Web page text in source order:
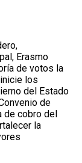
Erasmo
de votos la
los
del Estado
de
de cobro del
la